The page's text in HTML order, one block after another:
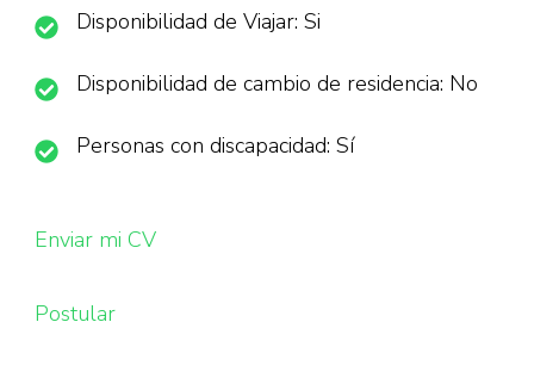
Disponibilidad de Viajar: Si
Disponibilidad de cambio de residencia: No
Personas con discapacidad: Sí
Enviar mi CV
Postular